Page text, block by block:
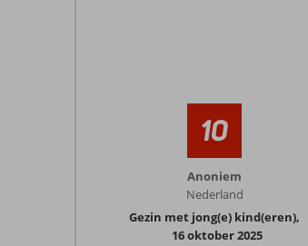
10
Anoniem
Nederland
Gezin met jong(e) kind(eren),
16 oktober 2025